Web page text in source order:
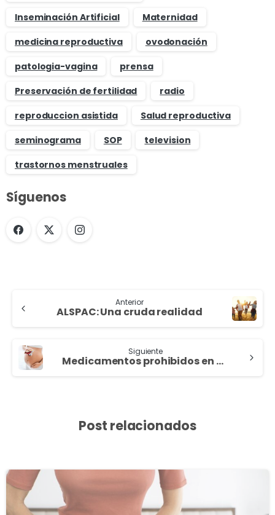
Inseminación Artificial
Maternidad
medicina reproductiva
ovodonación
patologia-vagina
prensa
Preservación de fertilidad
radio
reproduccion asistida
Salud reproductiva
seminograma
SOP
television
trastornos menstruales
Síguenos
Anterior
ALSPAC: Una cruda realidad
Siguiente
Medicamentos prohibidos en el embarazo
Post relacionados